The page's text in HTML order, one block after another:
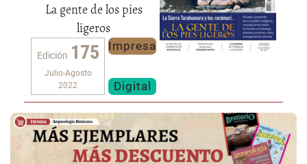
La gente de los pies
ligeros
Edición 175
Julio-Agosto
2022
Impresa
Digital